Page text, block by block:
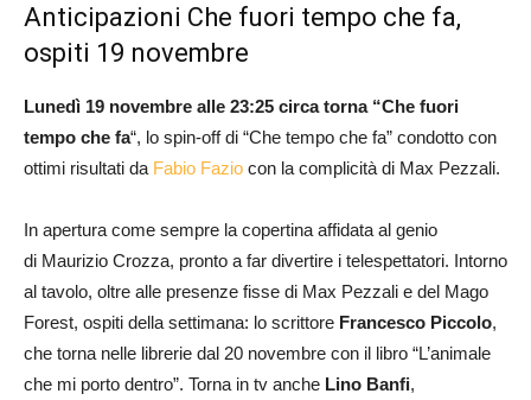
Anticipazioni Che fuori tempo che fa,
ospiti 19 novembre
Lunedì 19 novembre alle 23:25 circa torna “Che fuori
tempo che fa“, lo spin-off di “Che tempo che fa” condotto con
ottimi risultati da Fabio Fazio con la complicità di Max Pezzali.
In apertura come sempre la copertina affidata al genio
di Maurizio Crozza, pronto a far divertire i telespettatori. Intorno
al tavolo, oltre alle presenze fisse di Max Pezzali e del Mago
Forest, ospiti della settimana: lo scrittore Francesco Piccolo,
che torna nelle librerie dal 20 novembre con il libro “L’animale
che mi porto dentro”. Torna in tv anche Lino Banfi,